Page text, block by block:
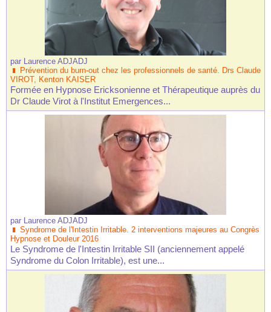
par Laurence ADJADJ
Prévention du burn-out chez les professionnels de santé. Drs Claude
VIROT, Kenton KAISER
Formée en Hypnose Ericksonienne et Thérapeutique auprès du
Dr Claude Virot à l'Institut Emergences...
par Laurence ADJADJ
Syndrome de l'Intestin Irritable. 2 interventions majeures au Congrès
Hypnose et Douleur 2016
Le Syndrome de l'Intestin Irritable SII (anciennement appelé
Syndrome du Colon Irritable), est une...